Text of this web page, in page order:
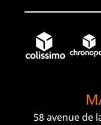
58 avenue de